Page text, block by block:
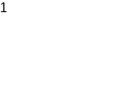
1